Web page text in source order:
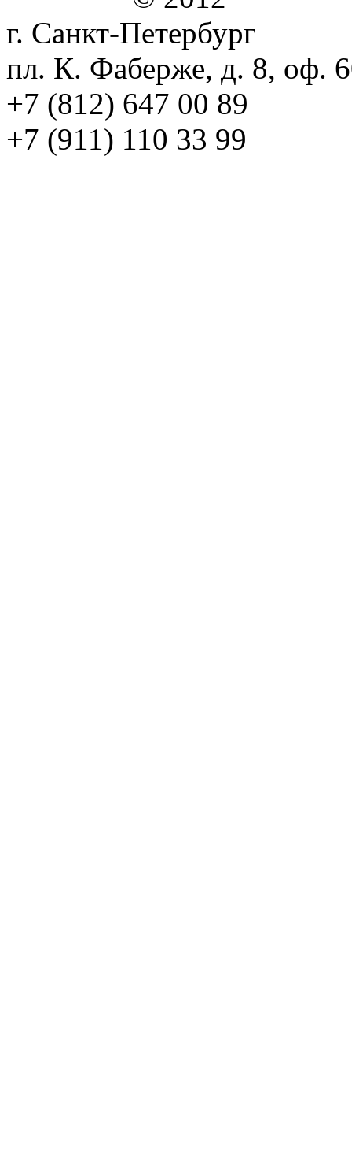
г. Санкт-Петербург
пл. К. Фаберже, д. 8, оф.
+7 (812) 647 00 89
+7 (911) 110 33 99